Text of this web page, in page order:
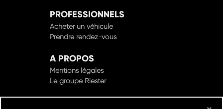
PROFESSIONNELS
Acheter un véhicule
Prendre rendez-vous
A PROPOS
Mentions légales
Le groupe Riester